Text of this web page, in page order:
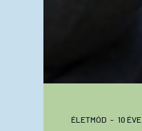
ÉLETMÓD 10 ÉVE